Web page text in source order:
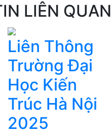
LIÊN QUAN
Liên Thông
Trường Đại
Học Kiến
Trúc Hà Nội
2025